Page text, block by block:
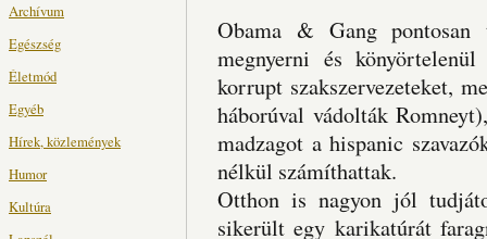
Archívum
Egészség
Életmód
Egyéb
Hírek, közlemények
Humor
Kultúra
Obama & Gang
megnyerni és
korrupt szakszervezeteket,
háborúval vádolták
madzagot a hispanic
nélkül számíthattak.
Otthon is nagyon jól
sikerült egy karikatúrát